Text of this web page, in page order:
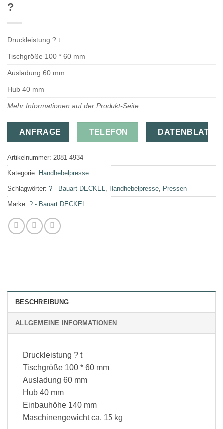
?
Druckleistung ? t
Tischgröße 100 * 60 mm
Ausladung 60 mm
Hub 40 mm
Mehr Informationen auf der Produkt-Seite
ANFRAGE TELEFON DATENBLATT
Artikelnummer: 2081-4934
Kategorie: Handhebelpresse
Schlagwörter: ? - Bauart DECKEL, Handhebelpresse, Pressen
Marke: ? - Bauart DECKEL
BESCHREIBUNG
ALLGEMEINE INFORMATIONEN
Druckleistung ? t
Tischgröße 100 * 60 mm
Ausladung 60 mm
Hub 40 mm
Einbauhöhe 140 mm
Maschinengewicht ca. 15 kg